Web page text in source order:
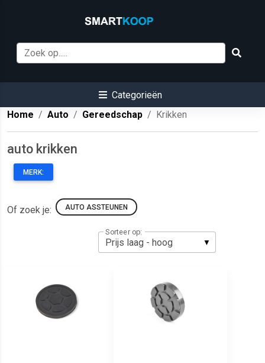
Categorieën
Home
Auto Gereedschap Krikken
auto krikken
MERK:
Of zoek je: AUTO ASSTEUNEN
Sorteer op: